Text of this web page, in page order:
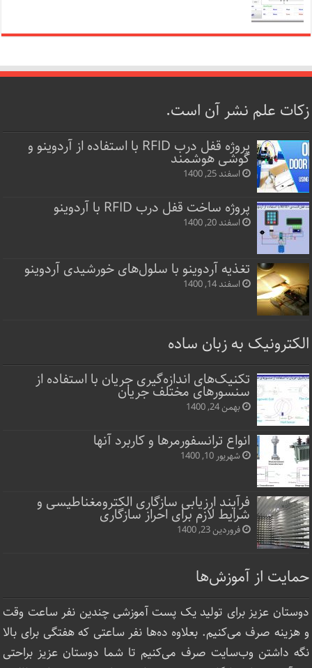
زکات علم نشر آن است.
پروژه قفل‌ درب RFID با استفاده از آردوینو و
گوشی هوشمند
اسفند 25, 1400
پروژه ساخت قفل‌ درب RFID با آردوینو
اسفند 20, 1400
تغذیه آردوینو با سلول‌های خورشیدی آردوینو
اسفند 14, 1400
الکترونیک به زبان ساده
تکنیک‌های اندازه‌گیری جریان با استفاده از
سنسورهای مختلف جریان
بهمن 24, 1400
انواع ترانسفورمرها و کاربرد آنها
شهریور 10, 1400
فرآیند ارزیابی سازگاری الکترومغناطیسی و
شرایط لازم برای احراز سازگاری
فروردین 23, 1400
حمایت از آموزش‌ها
دوستان عزیز برای تولید یک پست آموزشی چندین نفر ساعت‌ وقت
و هزینه صرف می‌کنیم. بعلاوه ده‌ها نفر ساعتی که هفتگی برای بالا
نگه داشتن وب‌سایت صرف ‌می‌کنیم تا شما دوستان عزیز براحتی